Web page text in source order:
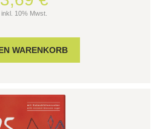
inkl. 10% Mwst.